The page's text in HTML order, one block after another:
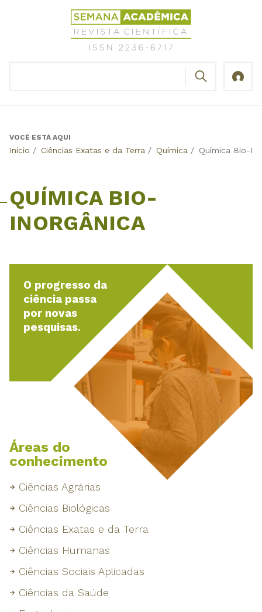
Revista
Científica
Semana
Back
VOCÊ ESTÁ AQUI
Início / Ciências Exatas e da Terra / Química / Química Bio-
QUÍMICA BIO-
INORGÂNICA
O progresso da
ciência passa
por novas
pesquisas.
Áreas do
conhecimento
Ciências Agrárias
Ciências Biológicas
Ciências Exatas e da Terra
Ciências Humanas
Ciências Sociais Aplicadas
Ciências da Saúde